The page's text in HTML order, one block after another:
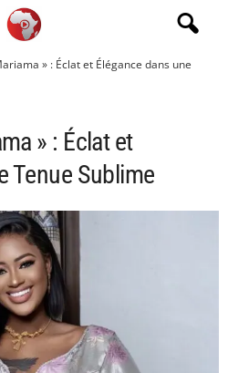
» : Éclat et Élégance dans une
» : Éclat et
Tenue Sublime